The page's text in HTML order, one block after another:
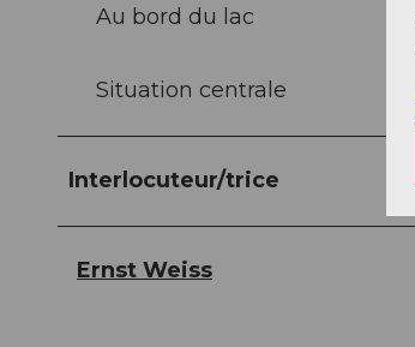
Au bord du lac
Situation centrale
Interlocuteur/trice
Ernst Weiss